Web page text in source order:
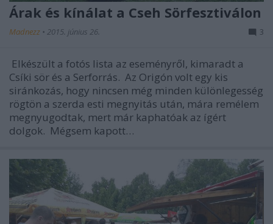
Árak és kínálat a Cseh Sörfesztiválon
Madnezz • 2015. június 26. 3
Elkészült a fotós lista az eseményről, kimaradt a
Csíki sör és a Serforrás. Az Origón volt egy kis
siránkozás, hogy nincsen még minden különlegesség
rögtön a szerda esti megnyitás után, mára remélem
megnyugodtak, mert már kaphatóak az ígért
dolgok. Mégsem kapott…